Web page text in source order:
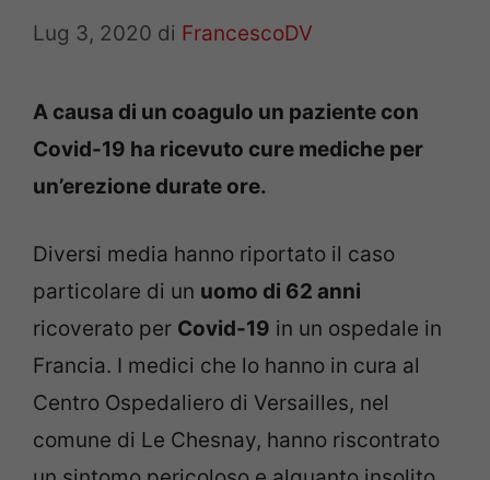
Lug 3, 2020 di FrancescoDV
A causa di un coagulo un paziente con
Covid-19 ha ricevuto cure mediche per
un’erezione durate ore.
Diversi media hanno riportato il caso
particolare di un uomo di 62 anni
ricoverato per Covid-19 in un ospedale in
Francia. I medici che lo hanno in cura al
Centro Ospedaliero di Versailles, nel
comune di Le Chesnay, hanno riscontrato